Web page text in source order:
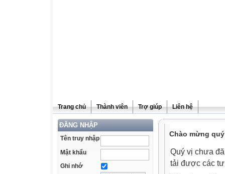
Trang chủ Thành viên Trợ giúp Liên hệ
ĐĂNG NHẬP
Tên truy nhập
Mật khẩu
Ghi nhớ
Chào mừng
Quý vị chưa
tải được các